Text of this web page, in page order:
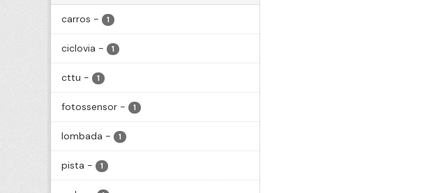
carros - 1
ciclovia - 1
cttu - 1
fotossensor - 1
lombada - 1
pista - 1